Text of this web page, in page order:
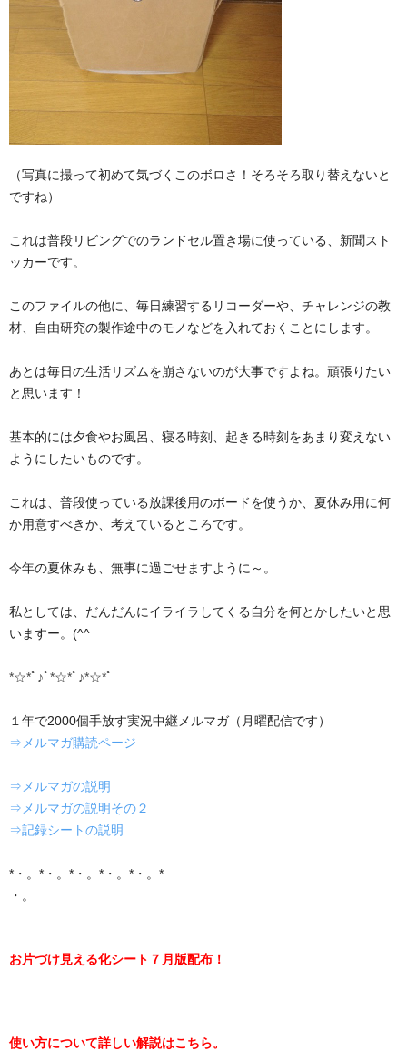
（写真に撮って初めて気づくこのボロさ！そろそろ取り替えないと
ですね）
これは普段リビングでのランドセル置き場に使っている、新聞スト
ッカーです。
このファイルの他に、毎日練習するリコーダーや、チャレンジの教
材、自由研究の製作途中のモノなどを入れておくことにします。
あとは毎日の生活リズムを崩さないのが大事ですよね。頑張りたい
と思います！
基本的には夕食やお風呂、寝る時刻、起きる時刻をあまり変えない
ようにしたいものです。
これは、普段使っている放課後用のボードを使うか、夏休み用に何
か用意すべきか、考えているところです。
今年の夏休みも、無事に過ごせますように～。
私としては、だんだんにイライラしてくる自分を何とかしたいと思
いますー。(^^ゞ
*☆*ﾟ♪ﾟ*☆*ﾟ♪*☆*ﾟ
１年で2000個手放す実況中継メルマガ（月曜配信です）
⇒メルマガ購読ページ
⇒メルマガの説明
⇒メルマガの説明その２
⇒記録シートの説明
*・。*・。*・。*・。*・。*
・。
お片づけ見える化シート７月版配布！
使い方について詳しい解説はこちら。